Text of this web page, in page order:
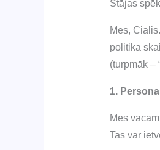
Stājas
Mēs,
politika
(turpmāk –
1.
Mēs
Tas var